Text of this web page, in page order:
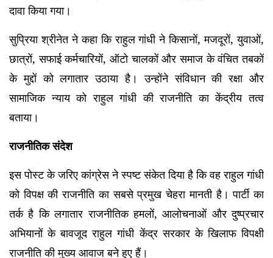
दावा किया गया।
सुप्रिया श्रीनेत ने कहा कि राहुल गांधी ने किसानों, मजदूरों, युवाओं,
छात्रों, सफाई कर्मचारियों, ऑटो चालकों और समाज के वंचित तबकों
के मुद्दों को लगातार उठाया है। उन्होंने संविधान की रक्षा और
सामाजिक न्याय को राहुल गांधी की राजनीति का केंद्रीय तत्व
बताया।
राजनीतिक संदेश
इस पोस्ट के जरिए कांग्रेस ने स्पष्ट संकेत दिया है कि वह राहुल गांधी
को विपक्ष की राजनीति का सबसे प्रमुख चेहरा मानती है। पार्टी का
तर्क है कि लगातार राजनीतिक हमलों, आलोचनाओं और दुष्प्रचार
अभियानों के बावजूद राहुल गांधी केंद्र सरकार के खिलाफ विपक्षी
राजनीति की मुख्य आवाज बने हुए हैं।